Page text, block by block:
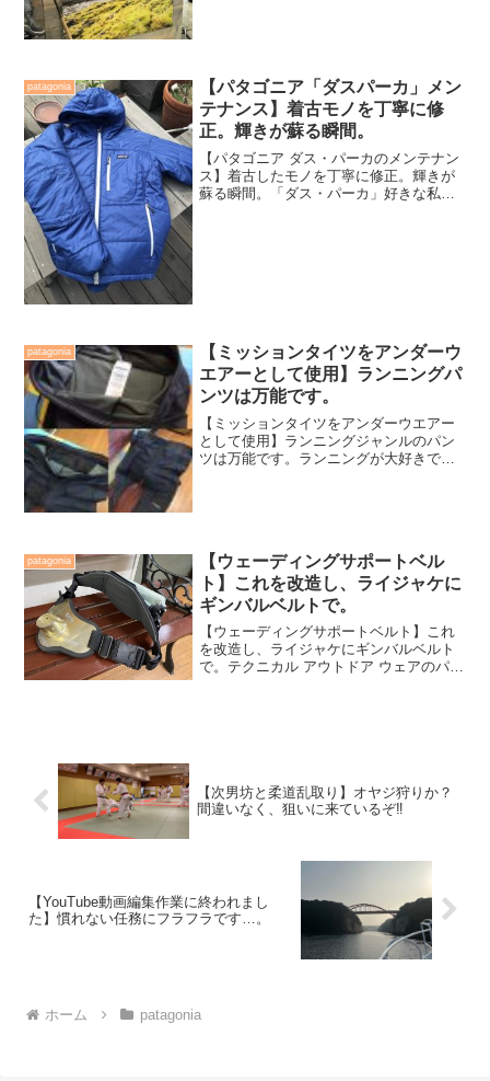
patagonia
【パタゴニア「ダスパーカ」メン
テナンス】着古モノを丁寧に修
正。輝きが蘇る瞬間。
【パタゴニア ダス・パーカのメンテナン
ス】着古したモノを丁寧に修正。輝きが
蘇る瞬間。「ダス・パーカ」好きな私
patagonia
【ミッションタイツをアンダーウ
エアーとして使用】ランニングパ
ンツは万能です。
【ミッションタイツをアンダーウエアー
として使用】ランニングジャンルのパン
ツは万能です。ランニングが大好きで、
patagonia
【ウェーディングサポートベル
ト】これを改造し、ライジャケに
ギンバルベルトで。
【ウェーディングサポートベルト】これ
を改造し、ライジャケにギンバルベルト
で。テクニカル アウトドア ウェアのパタ
【次男坊と柔道乱取り】オヤジ狩りか？
間違いなく、狙いに来ているぞ‼️
【YouTube動画編集作業に終われまし
た】慣れない任務にフラフラです…。
ホーム patagonia